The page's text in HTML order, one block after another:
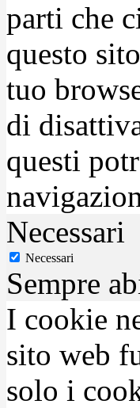
parti che
questo
tuo
di
questi
Necessari
Necessari
Sempre
I cookie
sito web
solo i